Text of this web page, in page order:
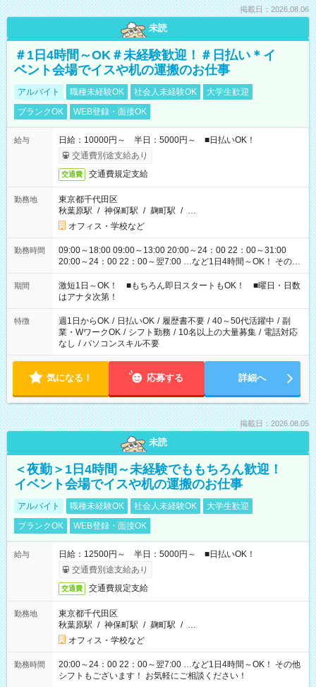
掲載日：2026.08.06
未読
＃1日4時間～OK＃未経験歓迎！＃日払い＊イ
ベント会場でイスや机の運搬のお仕事
アルバイト 職種未経験OK 社会人未経験OK
大学生歓迎
ブランクOK
WEB登録・面接OK
給与
日給：10000円～ 半日：5000円～ ■日払いOK！
交通費別途支給あり
交通費 交通費規定支給
勤務地
東京都千代田区
秋葉原駅 / 神保町駅 / 麹町駅 / …
オフィス・学校など
勤務時間
09:00～18:00 09:00～13:00 20:00～24：00 22：00～31:00
20:00～24：00 22：00～翌7:00 …など1日4時間～OK！ その他
シフトもございます！ お気軽にご相談ください！
期間
激短1日～OK！ ■もちろん即日スタートもOK！ ■曜日・日数
はアナタ次第！
特徴 週1日からOK / 日払いOK / 履歴書不要 / 40～50代活躍中 / 副
業・WワークOK / シフト勤務 / 10名以上の大量募集 / 電話対応
なし / パソコンスキル不要
気になる！ 応募する 詳細へ
掲載日：2026.08.05
未読
＜夜勤＞1日4時間～未経験でももちろん歓迎！
イベント会場でイスや机の運搬のお仕事
アルバイト 職種未経験OK 社会人未経験OK
大学生歓迎
ブランクOK
WEB登録・面接OK
給与
日給：12500円～ 半日：5000円～ ■日払いOK！
交通費別途支給あり
交通費 交通費規定支給
勤務地
東京都千代田区
秋葉原駅 / 神保町駅 / 麹町駅 / …
オフィス・学校など
勤務時間
20:00～24：00 22：00～翌7:00 …など1日4時間～OK！ その他
シフトもございます！ お気軽にご相談ください！